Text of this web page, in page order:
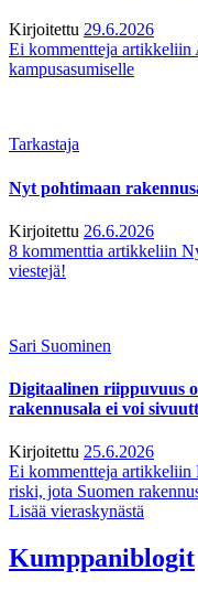
Kirjoitettu 29.6.2026
Ei kommentteja artikkeliin
kampusasumiselle
Tarkastaja
Nyt pohtimaan
Kirjoitettu 26.6.2026
8 kommenttia artikkeliin
viestejä!
Sari Suominen
Digitaalinen riippuvuus
rakennusala ei voi
Kirjoitettu 25.6.2026
Ei kommentteja artikkeliin
riski, jota Suomen
Lisää vieraskynästä
Kumppaniblogit